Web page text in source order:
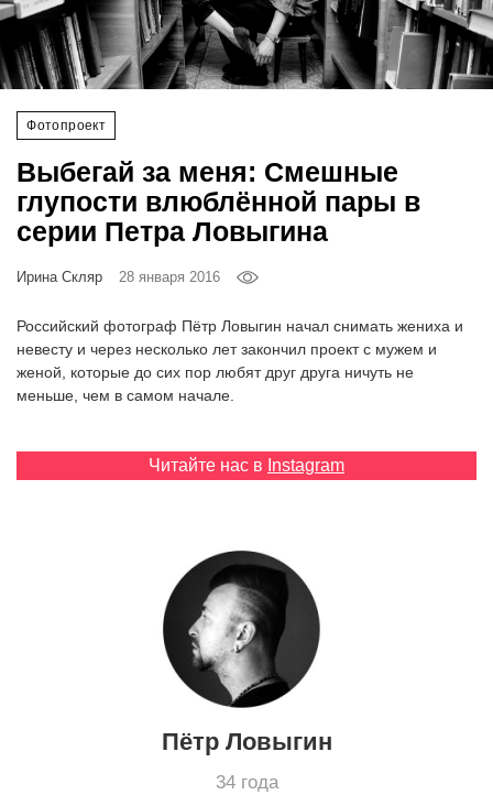
Фотопроект
Выбегай за меня: Смешные
глупости влюблённой пары в
серии Петра Ловыгина
Ирина Скляр 28 января 2016
Российский фотограф Пётр Ловыгин начал снимать жениха и
невесту и через несколько лет закончил проект с мужем и
женой, которые до сих пор любят друг друга ничуть не
меньше, чем в самом начале.
Читайте нас в Instagram
Пётр Ловыгин
34 года